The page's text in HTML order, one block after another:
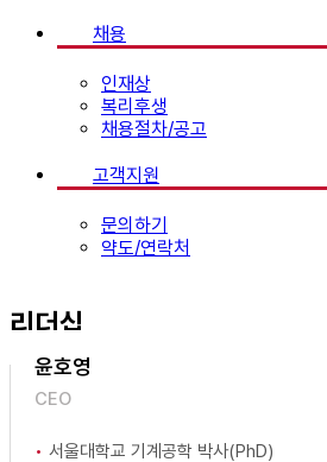
채용
인재상
복리후생
채용절차/공고
고객지원
문의하기
약도/연락처
리더십
윤호영
CEO
서울대학교 기계공학 박사(PhD)